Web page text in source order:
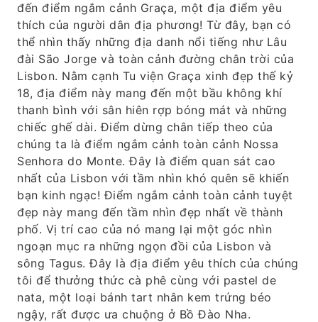
đến điểm ngắm cảnh Graça, một địa điểm yêu
thích của người dân địa phương! Từ đây, bạn có
thể nhìn thấy những địa danh nổi tiếng như Lâu
đài São Jorge và toàn cảnh đường chân trời của
Lisbon. Nằm cạnh Tu viện Graça xinh đẹp thế kỷ
18, địa điểm này mang đến một bầu không khí
thanh bình với sân hiên rợp bóng mát và những
chiếc ghế dài. Điểm dừng chân tiếp theo của
chúng ta là điểm ngắm cảnh toàn cảnh Nossa
Senhora do Monte. Đây là điểm quan sát cao
nhất của Lisbon với tầm nhìn khó quên sẽ khiến
bạn kinh ngạc! Điểm ngắm cảnh toàn cảnh tuyệt
đẹp này mang đến tầm nhìn đẹp nhất về thành
phố. Vị trí cao của nó mang lại một góc nhìn
ngoạn mục ra những ngọn đồi của Lisbon và
sông Tagus. Đây là địa điểm yêu thích của chúng
tôi để thưởng thức cà phê cùng với pastel de
nata, một loại bánh tart nhân kem trứng béo
ngậy, rất được ưa chuộng ở Bồ Đào Nha.